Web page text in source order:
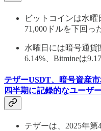
ビットコインは水曜
71,000ドルを下回っ
水曜日には暗号通貨
6.14%、Bitmineは
テザーUSDT、暗号資産
四半期に記録的なユーザ
テザーは、2025年